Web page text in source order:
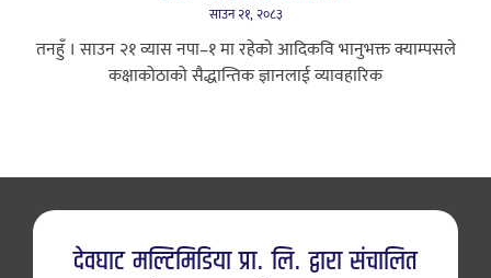
साउन २१, २०८३
तनहुँ । साउन २१ ​व्यास नपा–१ मा रहेको आदिकवि भानुभक्त क्याम्पसले
कक्षाकोठाको सैद्धान्तिक ज्ञानलाई व्यावहारिक
देवघाट मल्टिमिडिया प्रा. लि. द्वारा संचालित